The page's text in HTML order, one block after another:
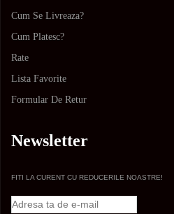
Cum Se Livreaza?
Cum Platesc?
Rate
Lista Favorite
Formular De Retur
Newsletter
FITI LA CURENT CU REDUCERILE NOASTRE!